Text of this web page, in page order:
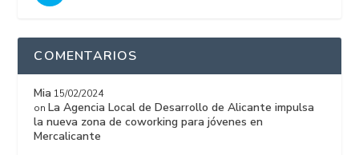
COMENTARIOS
Mia 15/02/2024
on La Agencia Local de Desarrollo de Alicante impulsa
la nueva zona de coworking para jóvenes en
Mercalicante